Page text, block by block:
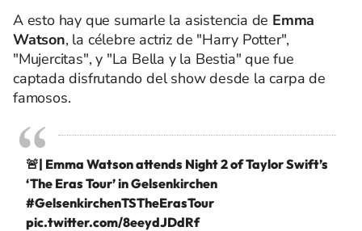
A esto hay que sumarle la asistencia de Emma
Watson, la célebre actriz de "Harry Potter",
"Mujercitas", y "La Bella y la Bestia" que fue
captada disfrutando del show desde la carpa de
famosos.
🚨| Emma Watson attends Night 2 of Taylor Swift’s
‘The Eras Tour’ in Gelsenkirchen
#GelsenkirchenTSTheErasTour
pic.twitter.com/8eeydJDdRf